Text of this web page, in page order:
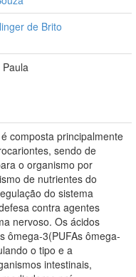
de Brito
composta principalmente
sendo de
o organismo por
de nutrientes do
do sistema
contra agentes
nervoso. Os ácidos
ômega-3(PUFAs ômega-
o tipo e a
intestinais,